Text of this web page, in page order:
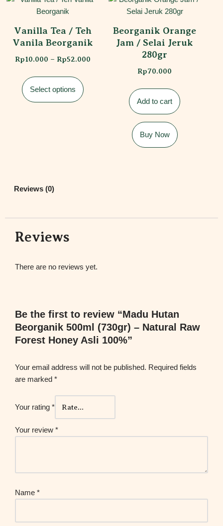
Vanilla Tea / Teh
Vanila Beorganik
Rp10.000 – Rp52.000
Select options
Beorganik Orange
Jam / Selai Jeruk
280gr
Rp70.000
Add to cart
Buy Now
Reviews (0)
Reviews
There are no reviews yet.
Be the first to review “Madu Hutan
Beorganik 500ml (730gr) – Natural Raw
Forest Honey Asli 100%”
Your email address will not be published. Required fields
are marked *
Your rating *
Your review *
Name *